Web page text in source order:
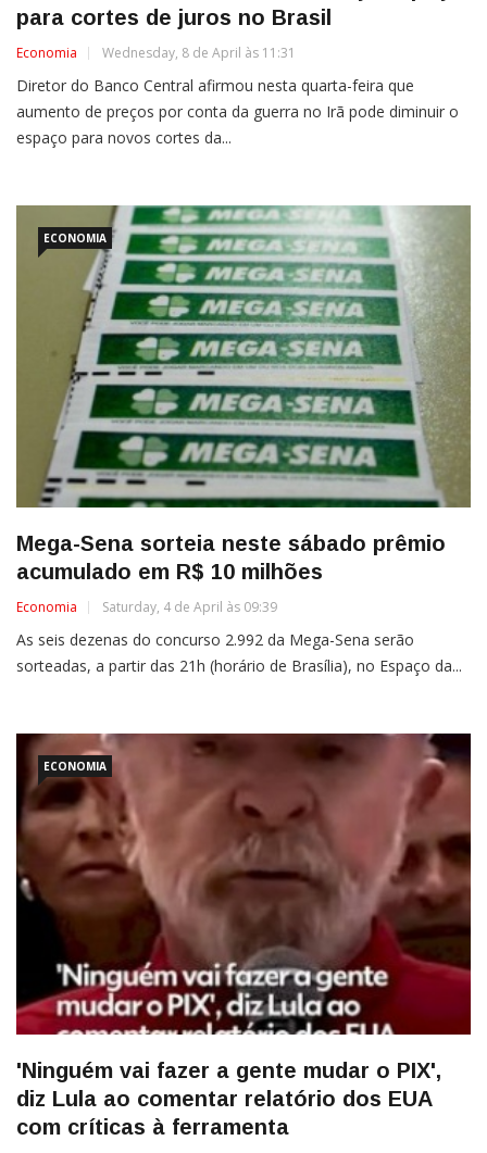
para cortes de juros no Brasil
Economia Wednesday, 8 de April às 11:31
Diretor do Banco Central afirmou nesta quarta-feira que
aumento de preços por conta da guerra no Irã pode diminuir o
espaço para novos cortes da...
ECONOMIA
Mega-Sena sorteia neste sábado prêmio
acumulado em R$ 10 milhões
Economia Saturday, 4 de April às 09:39
As seis dezenas do concurso 2.992 da Mega-Sena serão
sorteadas, a partir das 21h (horário de Brasília), no Espaço da...
ECONOMIA
'Ninguém vai fazer a gente mudar o PIX',
diz Lula ao comentar relatório dos EUA
com críticas à ferramenta